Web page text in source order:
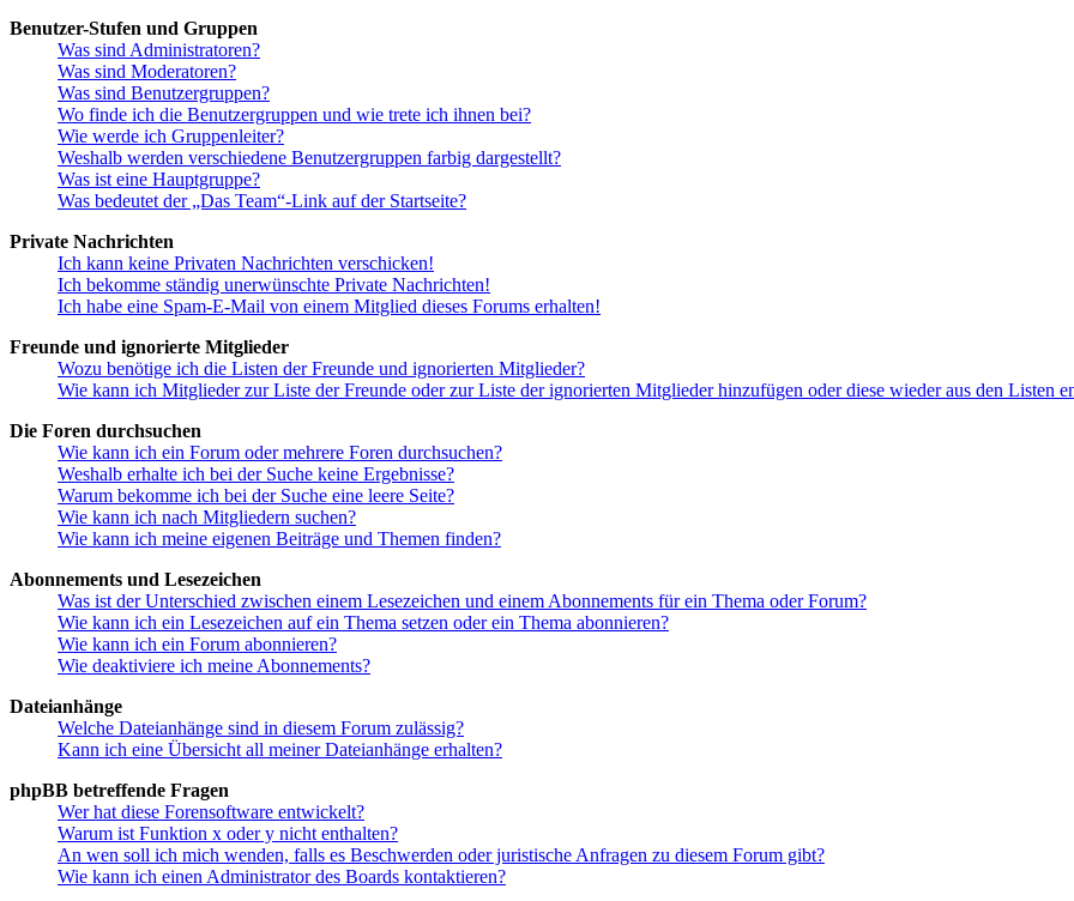
Benutzer-Stufen und Gruppen
Was sind Administratoren?
Was sind Moderatoren?
Was sind Benutzergruppen?
Wo finde ich die Benutzergruppen und wie trete ich ihnen bei?
Wie werde ich Gruppenleiter?
Weshalb werden verschiedene Benutzergruppen farbig dargestellt?
Was ist eine Hauptgruppe?
Was bedeutet der „Das Team“-Link auf der Startseite?
Private Nachrichten
Ich kann keine Privaten Nachrichten verschicken!
Ich bekomme ständig unerwünschte Private Nachrichten!
Ich habe eine Spam-E-Mail von einem Mitglied dieses Forums erhalten!
Freunde und ignorierte Mitglieder
Wozu benötige ich die Listen der Freunde und ignorierten Mitglieder?
Wie kann ich Mitglieder zur Liste der Freunde oder zur Liste der ignorierten Mitglieder hinzufügen oder diese wieder aus den Listen
Die Foren durchsuchen
Wie kann ich ein Forum oder mehrere Foren durchsuchen?
Weshalb erhalte ich bei der Suche keine Ergebnisse?
Warum bekomme ich bei der Suche eine leere Seite?
Wie kann ich nach Mitgliedern suchen?
Wie kann ich meine eigenen Beiträge und Themen finden?
Abonnements und Lesezeichen
Was ist der Unterschied zwischen einem Lesezeichen und einem Abonnements für ein Thema oder Forum?
Wie kann ich ein Lesezeichen auf ein Thema setzen oder ein Thema abonnieren?
Wie kann ich ein Forum abonnieren?
Wie deaktiviere ich meine Abonnements?
Dateianhänge
Welche Dateianhänge sind in diesem Forum zulässig?
Kann ich eine Übersicht all meiner Dateianhänge erhalten?
phpBB betreffende Fragen
Wer hat diese Forensoftware entwickelt?
Warum ist Funktion x oder y nicht enthalten?
An wen soll ich mich wenden, falls es Beschwerden oder juristische Anfragen zu diesem Forum gibt?
Wie kann ich einen Administrator des Boards kontaktieren?